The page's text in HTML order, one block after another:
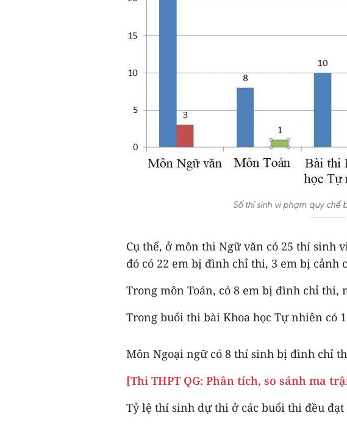
Số thí sinh vi phạm quy chế
Cụ thể, ở môn thi Ngữ văn có 25 thí sinh
đó có 22 em bị đình chỉ thi, 3 em bị cảnh
Trong môn Toán, có 8 em bị đình chỉ thi,
Trong buổi thi bài Khoa học Tự nhiên có
Môn Ngoại ngữ có 8 thí sinh bị đình chỉ
[Thi THPT QG: Phân tích, so sánh ma
Tỷ lệ thí sinh dự thi ở các buổi thi đều đạt